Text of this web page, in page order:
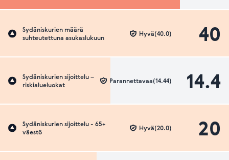
Sydäniskurien määrä
suhteutettuna asukaslukuun
40
Hyvä(40.0)
Sydäniskurien sijoittelu –
riskialueluokat
14.4
Parannettavaa(14.44)
Sydäniskurien sijoittelu - 65+
väestö
20
Hyvä(20.0)